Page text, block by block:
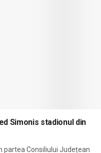
Simonis stadionul din
partea Consiliului Județean